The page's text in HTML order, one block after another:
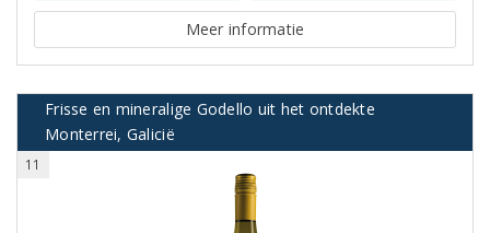
Meer informatie
Frisse en mineralige Godello uit het ontdekte
Monterrei, Galicië
11